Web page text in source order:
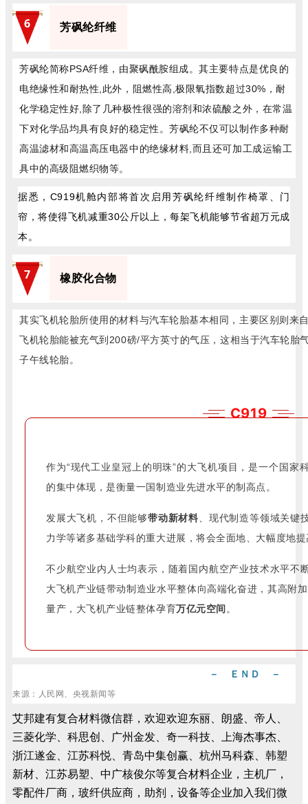
6 芳砜纶纤维
芳砜纶简称PSA纤维，由聚砜酰胺组成。其主要特点是优良的
电绝缘性和耐热性,此外，阻燃性高,极限氧指数超过30%，耐
化学稳定性好,除了几种极性很强的溶剂和浓硫酸之外，在常温
下对化学品均具有良好的稳定性。芳砜纶不仅可以制作多种耐
高温滤材和高温高压电器中的绝缘材料,而且还可加工成运输工
具中的高级阻燃织物等。
据悉，C919机舱内部将首次启用芳砜纶纤维制作椅罩、门
帘，将使得飞机减重30公斤以上，每架飞机能够节省超万元成
本。
7 橡胶化合物
其实飞机轮胎所使用的材料与汽车轮胎基本相同，主要区别则来
飞机轮胎能被充气到200磅/平方英寸的气压，这相当于汽车轮胎
子午线轮胎。
C919
作为“现代工业皇冠上的明珠”的大飞机项目，是一个国家
的集中体现，是衡量一国制造业先进水平的制高点。
发展大飞机，不但能够带动新材料 、现代制造等领域关
力学等诸多基础学科的重大进展，将会全面地、大幅度地
不少航空业内人士均表示，随着国内航空产业技术水平不
大飞机产业链带动制造业水平整体向高端化奋进，其高附
量产，大飞机产业链整体孕育万亿元空间 。
－ ＥＮＤ －
来源：人民网、央视新闻等
艾邦建有复合材料微信群，欢迎欢迎东丽、朗盛、帝人、
三菱化学、科思创、广州金发、奇一科技、上海杰事杰、
浙江遂金、江苏科悦、青岛中集创赢、杭州马科森、韩塑
新材、江苏易塑、中广核俊尔等复合材料企业，主机厂，
零配件厂商，玻纤供应商，助剂，设备等企业加入我们微